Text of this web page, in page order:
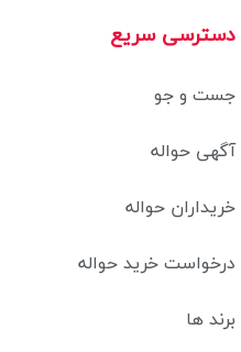
دسترسی سریع
جست و جو
آگهی حواله
خریداران حواله
درخواست خرید حواله
برند ها